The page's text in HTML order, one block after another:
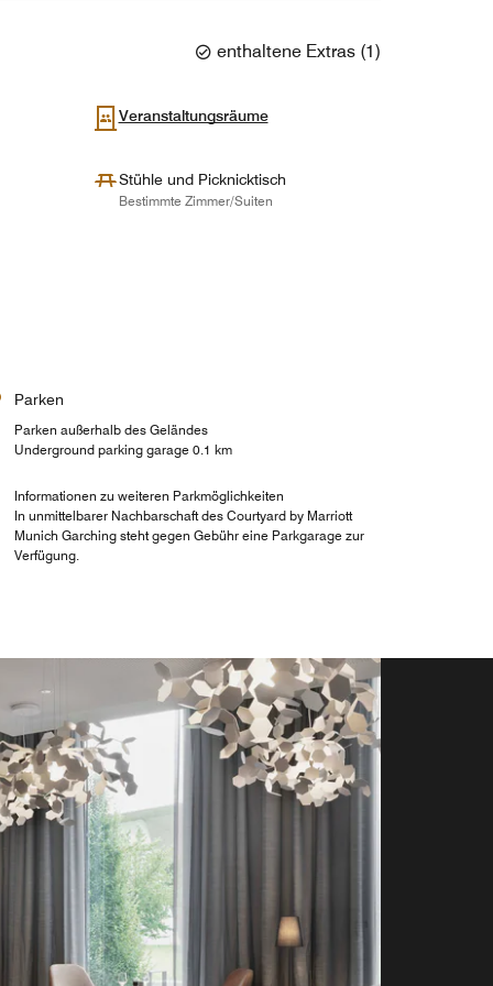
enthaltene Extras (1)
Veranstaltungsräume
Stühle und Picknicktisch
Bestimmte Zimmer/Suiten
Parken
Parken außerhalb des Geländes
Underground parking garage 0.1 km
Informationen zu weiteren Parkmöglichkeiten
In unmittelbarer Nachbarschaft des Courtyard by Marriott
Munich Garching steht gegen Gebühr eine Parkgarage zur
Verfügung.